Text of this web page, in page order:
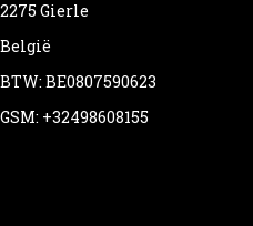
2275 Gierle
België
BTW: BE0807590623
GSM: +32498608155